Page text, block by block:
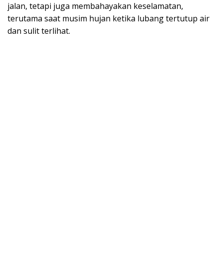
jalan, tetapi juga membahayakan keselamatan,
terutama saat musim hujan ketika lubang tertutup air
dan sulit terlihat.